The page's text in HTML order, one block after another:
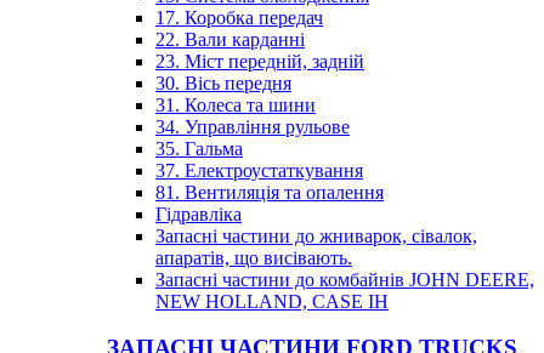
17. Коробка передач
22. Вали карданні
23. Міст передній, задній
30. Вісь передня
31. Колеса та шини
34. Управління рульове
35. Гальма
37. Електроустаткування
81. Вентиляція та опалення
Гідравліка
Запасні частини до жниварок, сівалок,
апаратів, що висівають.
Запасні частини до комбайнів JOHN DEERE,
NEW HOLLAND, CASE IH